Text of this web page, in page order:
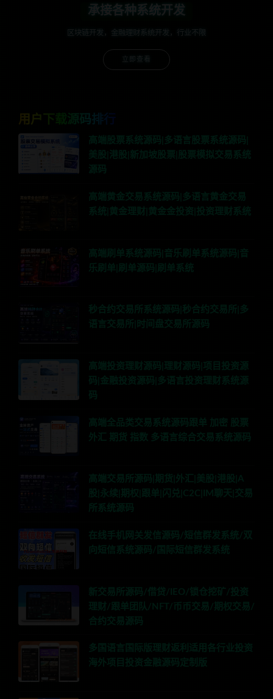
承接各种系统开发
区块链开发，金融理财系统开发，行业不限
立即查看
用户下载源码排行
高端股票系统源码|多语言股票系统源码|
美股|港股|新加坡股票|股票模拟交易系统
源码
高端黄金交易系统源码|多语言黄金交易
系统|黄金理财|黄金金投资|投资理财系统
高端刷单系统源码|音乐刷单系统源码|音
乐刷单|刷单源码|刷单系统
秒合约交易所系统源码|秒合约交易所|多
语言交易所|时间盘交易所源码
高端投资理财源码|理财源码|项目投资源
码|金融投资源码|多语言投资理财系统源
码
高端全品类交易系统源码跟单 加密 股票
外汇 期货 指数 多语言综合交易系统源码
高端交易所源码|期货|外汇|美股|港股|A
股|永续|期权|跟单|闪兑|C2C|IM聊天|交易
所系统源码
在线手机网关发信源码/短信群发系统/双
向短信系统源码/国际短信群发系统
新交易所源码/借贷/IEO/锁仓挖矿/投资
理财/跟单团队/NFT/币币交易/期权交易/
合约交易源码
多国语言国际版理财返利适用各行业投资
海外项目投资金融源码定制版